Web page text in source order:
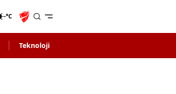
-°C
Teknoloji